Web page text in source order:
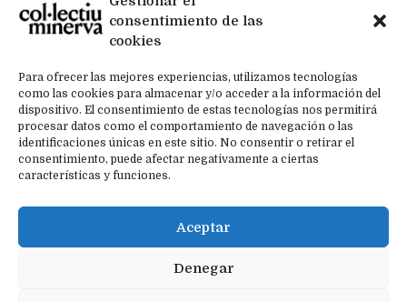
consentimiento de las
cookies
Para ofrecer las mejores experiencias, utilizamos tecnologías
como las cookies para almacenar y/o acceder a la información del
dispositivo. El consentimiento de estas tecnologías nos permitirá
procesar datos como el comportamiento de navegación o las
identificaciones únicas en este sitio. No consentir o retirar el
consentimiento, puede afectar negativamente a ciertas
características y funciones.
Aceptar
Denegar
Política de privacidad
Contacto
Política de cookies (UE)